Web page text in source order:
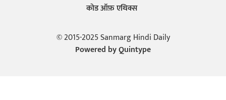
कोड ऑफ़ एथिक्स
© 2015-2025 Sanmarg Hindi Daily
Powered byQuintype